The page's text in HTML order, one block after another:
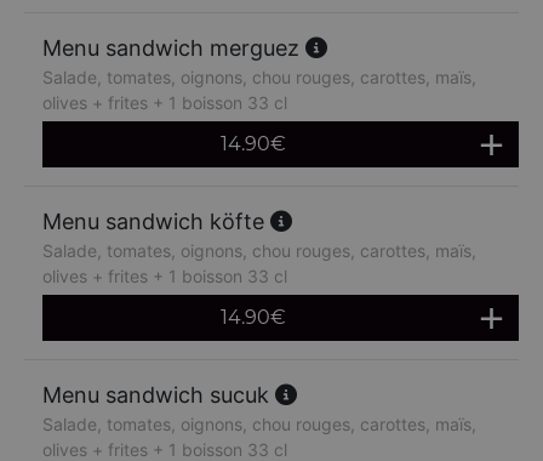
Menu sandwich merguez
Salade, tomates, oignons, chou rouges, carottes, maïs,
olives + frites + 1 boisson 33 cl
14.90€
Menu sandwich köfte
Salade, tomates, oignons, chou rouges, carottes, maïs,
olives + frites + 1 boisson 33 cl
14.90€
Menu sandwich sucuk
Salade, tomates, oignons, chou rouges, carottes, maïs,
olives + frites + 1 boisson 33 cl